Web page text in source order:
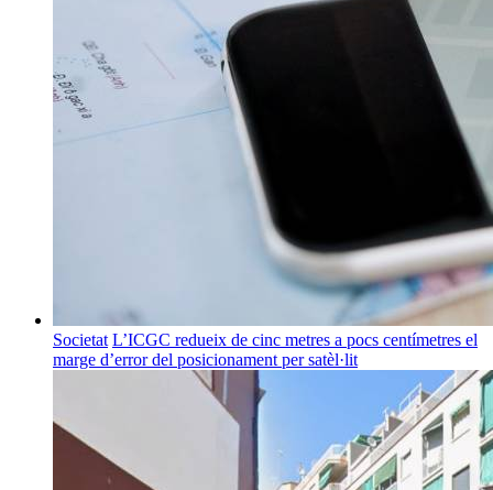
Societat L’ICGC redueix de cinc metres a pocs centímetres el
marge d’error del posicionament per satèl·lit